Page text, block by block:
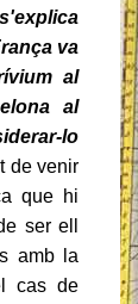
va
al
al
lo
de venir
que hi
ser ell
amb la
cas de